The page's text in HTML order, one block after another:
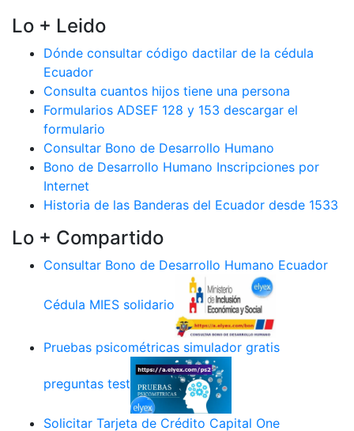
Lo + Leido
Dónde consultar código dactilar de la cédula
Ecuador
Consulta cuantos hijos tiene una persona
Formularios ADSEF 128 y 153 descargar el
formulario
Consultar Bono de Desarrollo Humano
Bono de Desarrollo Humano Inscripciones por
Internet
Historia de las Banderas del Ecuador desde 1533
Lo + Compartido
Consultar Bono de Desarrollo Humano Ecuador
Cédula MIES solidario
Pruebas psicométricas simulador gratis
preguntas test
Solicitar Tarjeta de Crédito Capital One